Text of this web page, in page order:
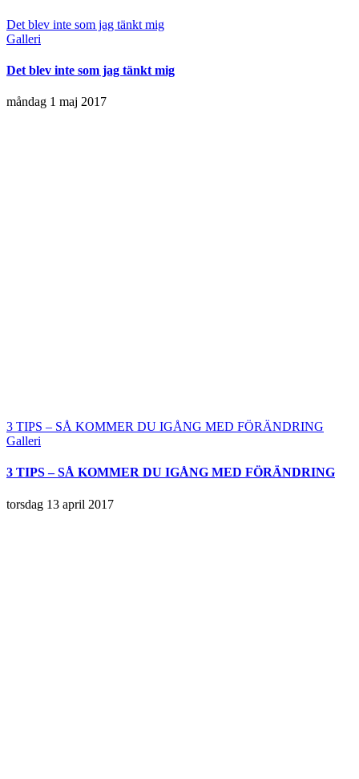
Det blev inte som jag tänkt mig
Galleri
Det blev inte som jag tänkt mig
måndag 1 maj 2017
3 TIPS – SÅ KOMMER DU IGÅNG MED FÖRÄNDRING
Galleri
3 TIPS – SÅ KOMMER DU IGÅNG MED FÖRÄNDRING
torsdag 13 april 2017